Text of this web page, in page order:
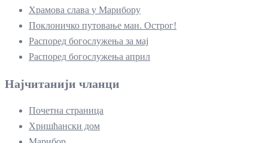
Храмова слава у Марибору
Поклоничко путовање ман. Острог!
Распоред богослужења за мај
Распоред богослужења април
Најчитанији чланци
Почетна страница
Хришћански дом